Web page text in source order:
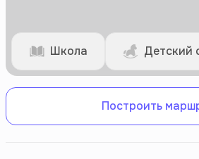
Школа Детский
Построить